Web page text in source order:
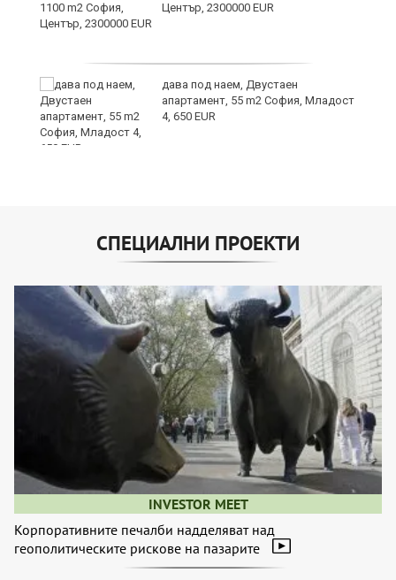
Център, 2300000 EUR
дава под наем, Двустаен
апартамент, 55 m2 София, Младост
4, 650 EUR
СПЕЦИАЛНИ ПРОЕКТИ
INVESTOR MEET
Корпоративните печалби надделяват над
геополитическите рискове на пазарите